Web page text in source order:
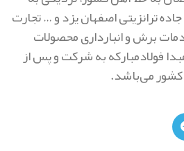
ترانزیتی اصفهان یزد و … تجارت
برش و انبارداری محصولات
فولادمبارکه به شرکت و پس از
کشور می‌باشد.